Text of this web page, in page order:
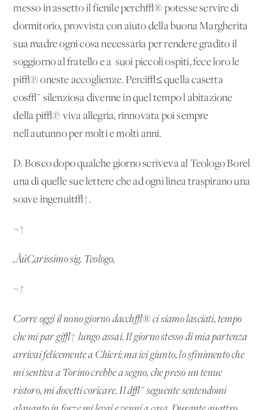
messo in assetto il fienile perch√® potesse servire di
dormitorio, provvista con aiuto della buona Margherita
sua madre ogni cosa necessaria per rendere gradito il
soggiorno al fratello e a' suoi piccoli ospiti, fece loro le
pi√π oneste accoglienze. Perci√≤ quella casetta
cos√¨ silenziosa divenne in quel tempo l'abitazione
della pi√π viva allegria, rinnovata poi sempre
nell'autunno per molti e molti anni.
D. Bosco dopo qualche giorno scriveva al Teologo Borel
una di quelle sue lettere che ad ogni linea traspirano una
soave ingenuit√†.
¬†
‚ÄúCarissimo sig. Teologo,
¬†
Corre oggi il nono giorno dacch√® ci siamo lasciati, tempo
che mi par gi√† lungo assai. Il giorno stesso di mia partenza
arrivai felicemente a Chieri; ma ivi giunto, lo sfinimento che
mi sentiva a Torino crebbe a segno, che preso un tenue
ristoro, mi dovetti coricare. Il d√¨ seguente sentendomi